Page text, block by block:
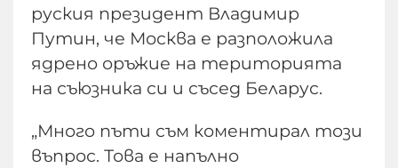
руския президент Владимир
Путин, че Москва е разположила
ядрено оръжие на територията
на съюзника си и съсед Беларус.
„Много пъти съм коментирал този
въпрос. Това е напълно